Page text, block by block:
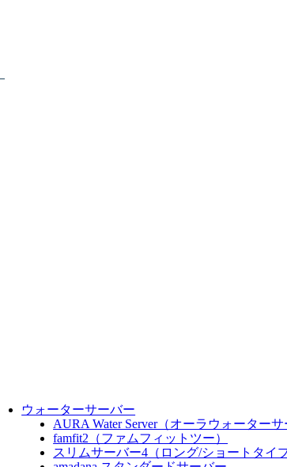
ウォーターサーバー
AURA Water Server​（オーラウォーターサ
famfit2（ファムフィットツー）
スリムサーバー4（ロング/ショートタイプ